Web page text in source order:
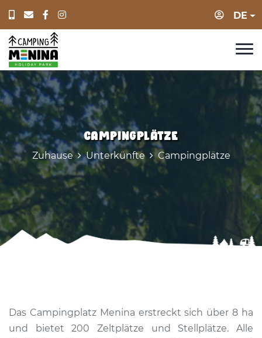
DE
Campingplätze
Zuhause Unterkünfte Campingplätze
Das Campingplatz Menina erstreckt sich über 8 ha
und bietet 200 Zeltplätze und Stellplätze. Alle